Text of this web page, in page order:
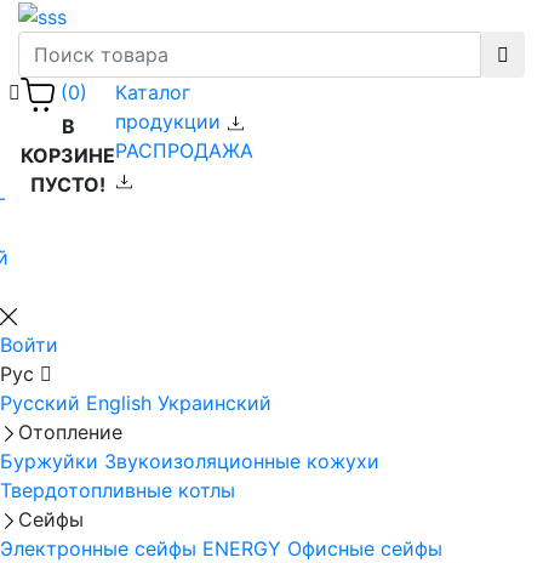
(0)
В
КОРЗИНЕ
ПУСТО!
Каталог
продукции
РАСПРОДАЖА
Войти
Рус
Русский English Украинский
Отопление
Буржуйки Звукоизоляционные кожухи
Твердотопливные котлы
Сейфы
Электронные сейфы ENERGY Офисные сейфы